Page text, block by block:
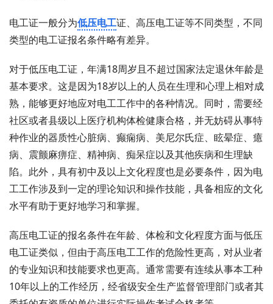
电工证一般分为低压电工证、高压电工证等不同类型，不同
类型的电工证报名条件略有差异。
对于低压电工证，年满18周岁且不超过国家法定退休年龄是
基本要求。这是因为18岁以上的人员在生理和心理上相对成
熟，能够更好地应对电工工作中的各种情况。同时，需要经
社区或者县级以上医疗机构体检健康合格，并无妨碍从事特
种作业的器质性心脏病、癫痫病、美尼尔氏症、眩晕症、癔
病、震颤麻痹症、精神病、痴呆症以及其他疾病和生理缺
陷。此外，具有初中及以上文化程度也是必要条件，因为电
工工作涉及到一定的理论知识和操作技能，具备相应的文化
水平有助于更好地学习和掌握。
高压电工证的报名条件在年龄、体检和文化程度方面与低压
电工证类似，但由于高压电工工作的危险性更高，对从业者
的专业知识和技能要求也更高。通常需要有连续从事本工种
10年以上的工作经历，经省级安全生产监督管理部门或者其